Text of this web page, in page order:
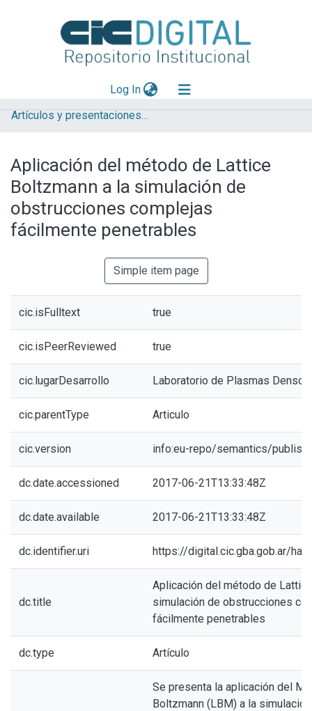
Log In(current)
Explorar
Aportar material
Statistics
Artículos y presentaciones en Congresos
Aplicación del método de Lattice
Boltzmann a la simulación de
obstrucciones complejas
fácilmente penetrables
Simple item page
cic.isFulltext true
cic.isPeerReviewed true
cic.lugarDesarrollo Laboratorio de Plasmas
cic.parentType Articulo
cic.version info:eu-repo/semantics/
dc.date.accessioned 2017-06-21T13:33:48Z
dc.date.available 2017-06-21T13:33:48Z
dc.identifier.uri https://digital.cic.gba.gob.ar/
dc.title
Aplicación del método de
simulación de obstrucciones
fácilmente penetrables
dc.type Artículo
Se presenta la aplicación del
Boltzmann (LBM) a la